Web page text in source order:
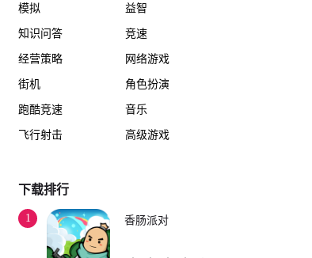
模拟
益智
知识问答
竞速
经营策略
网络游戏
街机
角色扮演
跑酷竞速
音乐
飞行射击
高级游戏
下载排行
1 香肠派对